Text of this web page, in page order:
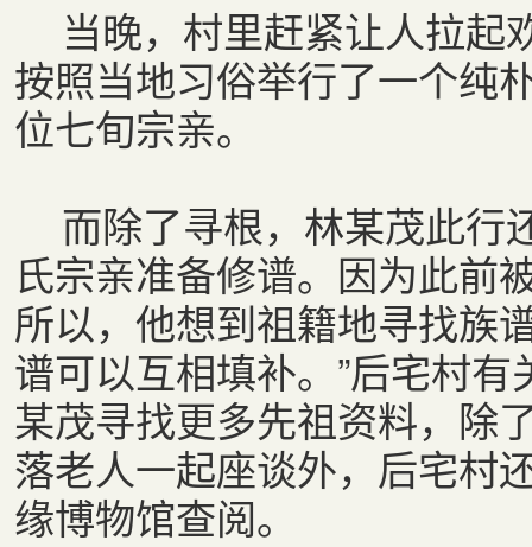
当晚，村里赶紧让人拉起
按照当地习俗举行了一个纯
位七旬宗亲。
而除了寻根，林某茂此行
氏宗亲准备修谱。因为此前
所以，他想到祖籍地寻找族
谱可以互相填补。”后宅村
某茂寻找更多先祖资料，除
落老人一起座谈外，后宅村
缘博物馆查阅。